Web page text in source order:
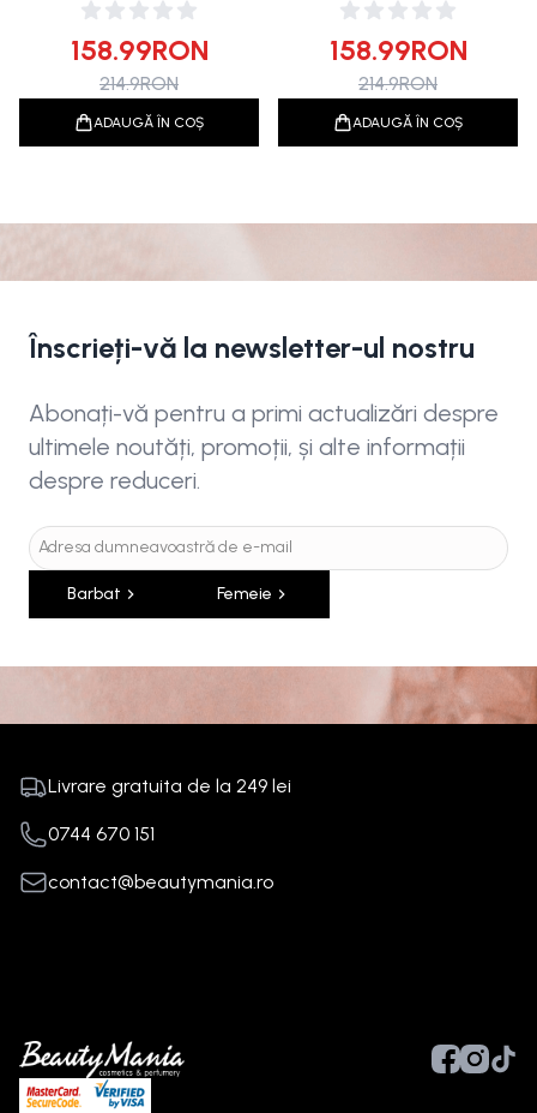
158.99RON
214.9RON
ADAUGĂ ÎN COȘ
158.99RON
214.9RON
ADAUGĂ ÎN COȘ
Înscrieți-vă la newsletter-ul nostru
Abonați-vă pentru a primi actualizări despre
ultimele noutăți, promoții, și alte informații
despre reduceri.
Barbat Femeie
Livrare gratuita de la 249 lei
0744 670 151
contact@beautymania.ro